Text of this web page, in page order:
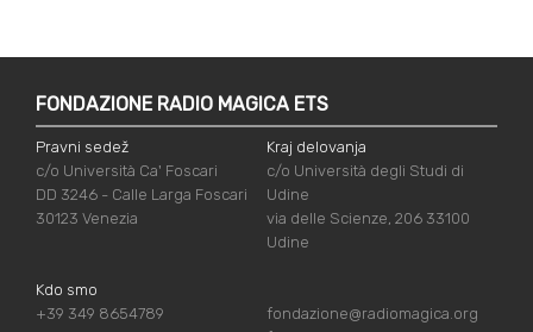
FONDAZIONE RADIO MAGICA ETS
Pravni sedež
c/o Università Ca' Foscari
DD 3246 - Calle Larga Foscari
30123 Venezia
Kraj delovanja
c/o Università degli Studi di
Udine
via delle Scienze, 206 33100
Udine
Kdo smo
+39 349 8654789
fondazione@radiomagica.org